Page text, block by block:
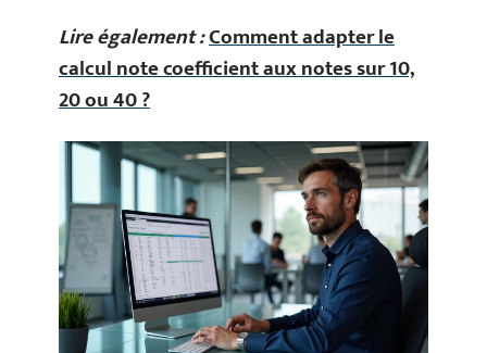
Lire également :Comment adapter le
calcul note coefficient aux notes sur 10,
20 ou 40 ?